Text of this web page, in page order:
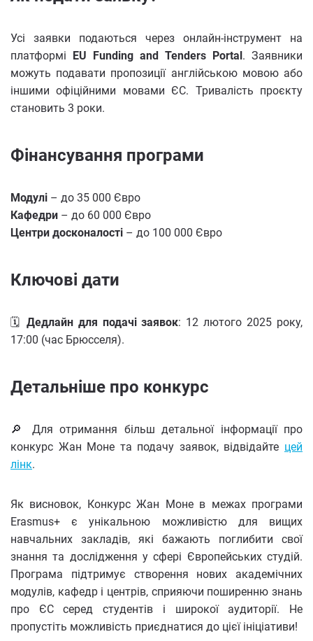
Усі заявки подаються через онлайн-інструмент на
платформі EU Funding and Tenders Portal. Заявники
можуть подавати пропозиції англійською мовою або
іншими офіційними мовами ЄС. Тривалість проєкту
становить 3 роки.
Фінансування програми
Модулі – до 35 000 Євро
Кафедри – до 60 000 Євро
Центри досконалості – до 100 000 Євро
Ключові дати
🗓 Дедлайн для подачі заявок: 12 лютого 2025 року,
17:00 (час Брюсселя).
Детальніше про конкурс
🔎 Для отримання більш детальної інформації про
конкурс Жан Моне та подачу заявок, відвідайте цей
лінк.
Як висновок, Конкурс Жан Моне в межах програми
Erasmus+ є унікальною можливістю для вищих
навчальних закладів, які бажають поглибити свої
знання та дослідження у сфері Європейських студій.
Програма підтримує створення нових академічних
модулів, кафедр і центрів, сприяючи поширенню знань
про ЄС серед студентів і широкої аудиторії. Не
пропустіть можливість приєднатися до цієї ініціативи!